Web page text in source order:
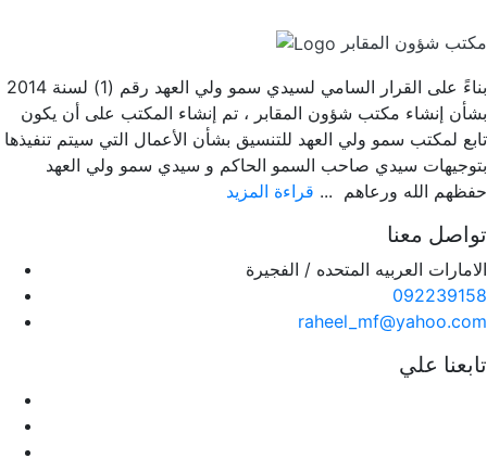
مكتب شؤون المقابر
بناءً على القرار السامي لسيدي سمو ولي العهد رقم (1) لسنة 2014
بشأن إنشاء مكتب شؤون المقابر ، تم إنشاء المكتب على أن يكون
تابع لمكتب سمو ولي العهد للتنسيق بشأن الأعمال التي سيتم تنفيذها
بتوجيهات سيدي صاحب السمو الحاكم و سيدي سمو ولي العهد
حفظهم الله ورعاهم ... قراءة المزيد
تواصل معنا
الامارات العربيه المتحده / الفجيرة
092239158
raheel_mf@yahoo.com
تابعنا علي